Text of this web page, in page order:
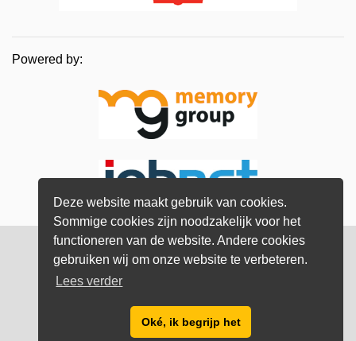
Deze website maakt gebruik van cookies.
Sommige cookies zijn noodzakelijk voor het
functioneren van de website. Andere cookies
gebruiken wij om onze website te verbeteren.
Lees verder
Oké, ik begrijp het
Powered by:
© Memory Group 2026